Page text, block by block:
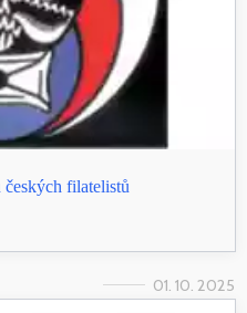
filatelistů
01. 10. 2025